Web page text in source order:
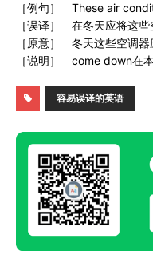
［例句］ These air
［误译］ 在冬天应将这些
［原意］ 冬天这些空调器
［说明］ come down在本
容易误译的英语